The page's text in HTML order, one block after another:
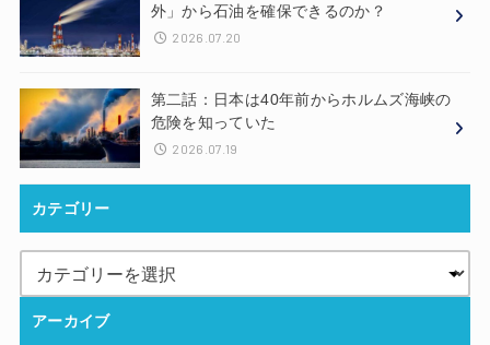
外」から石油を確保できるのか？
2026.07.20
第二話：日本は40年前からホルムズ海峡の
危険を知っていた
2026.07.19
カテゴリー
アーカイブ